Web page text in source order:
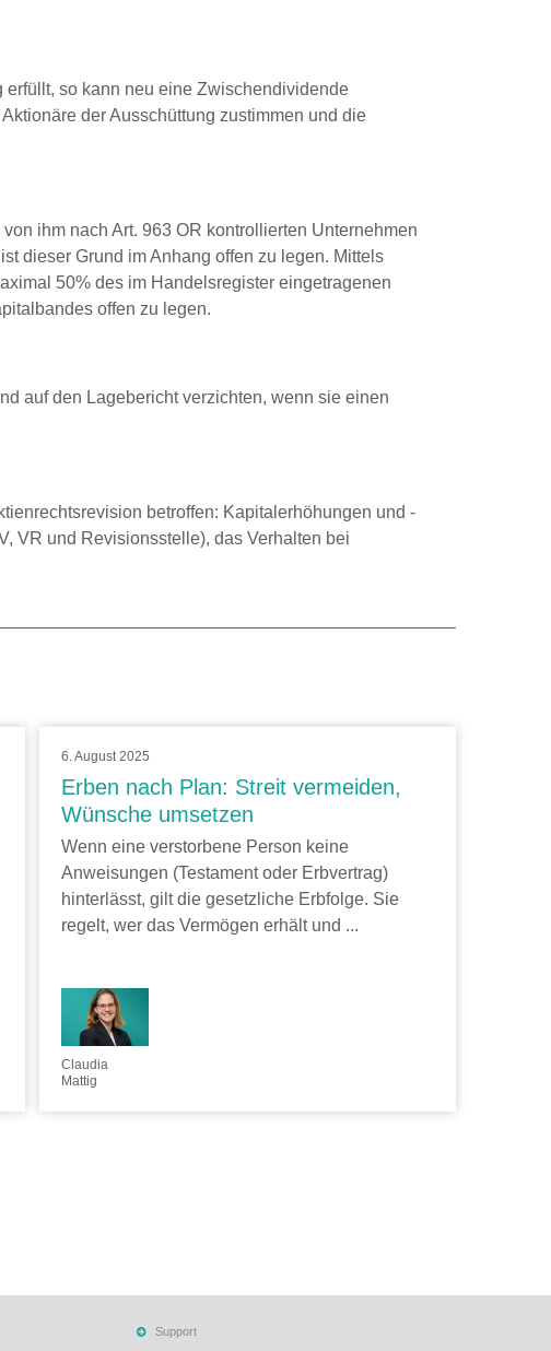
so kann neu eine Zwischendividende
der Ausschüttung zustimmen und die
ihm nach Art. 963 OR kontrollierten Unternehmen
dieser Grund im Anhang offen zu legen. Mittels
50% des im Handelsregister eingetragenen
offen zu legen.
auf den Lagebericht verzichten, wenn sie einen
betroffen: Kapitalerhöhungen und -
VR und Revisionsstelle), das Verhalten bei
6. August 2025
Erben nach Plan: Streit vermeiden,
Wünsche umsetzen
Wenn eine verstorbene Person keine
Anweisungen (Testament oder Erbvertrag)
hinterlässt, gilt die gesetzliche Erbfolge. Sie
regelt, wer das Vermögen erhält und ...
Claudia
Mattig
Support